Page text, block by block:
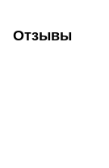
Отзывы